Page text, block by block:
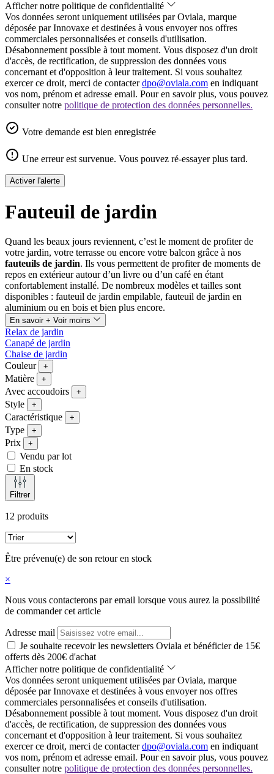
Afficher notre politique de confidentialité
Vos données seront uniquement utilisées par Oviala, marque
déposée par Innovaxe et destinées à vous envoyer nos offres
commerciales personnalisées et conseils d'utilisation.
Désabonnement possible à tout moment. Vous disposez d'un droit
d'accès, de rectification, de suppression des données vous
concernant et d'opposition à leur traitement. Si vous souhaitez
exercer ce droit, merci de contacterdpo@oviala.com en indiquant
vos nom, prénom et adresse email. Pour en savoir plus, vous pouvez
consulter notre politique de protection des données personnelles.
Votre demande est bien enregistrée
Une erreur est survenue. Vous pouvez ré-essayer plus tard.
Activer l'alerte
Fauteuil de jardin
Quand les beaux jours reviennent, c’est le moment de profiter de
votre jardin, votre terrasse ou encore votre balcon grâce à nos
fauteuils de jardin. Ils vous permettent de profiter de moments de
repos en extérieur autour d’un livre ou d’un café en étant
confortablement installé. De nombreux modèles et tailles sont
disponibles : fauteuil de jardin empilable, fauteuil de jardin en
aluminium ou en bois et bien plus encore.
En savoir + Voir moins
Relax de jardin
Canapé de jardin
Chaise de jardin
Couleur
+
Matière +
Avec accoudoirs +
Style +
Caractéristique +
Type +
Prix +
Vendu par lot
En stock
Filtrer
12 produits
Être prévenu(e) de son retour en stock
×
Nous vous contacterons par email lorsque vous aurez la possibilité
de commander cet article
Adresse mail
Je souhaite recevoir les newsletters Oviala et bénéficier de 15€
offerts dès 200€ d'achat
Afficher notre politique de confidentialité
Vos données seront uniquement utilisées par Oviala, marque
déposée par Innovaxe et destinées à vous envoyer nos offres
commerciales personnalisées et conseils d'utilisation.
Désabonnement possible à tout moment. Vous disposez d'un droit
d'accès, de rectification, de suppression des données vous
concernant et d'opposition à leur traitement. Si vous souhaitez
exercer ce droit, merci de contacterdpo@oviala.com en indiquant
vos nom, prénom et adresse email. Pour en savoir plus, vous pouvez
consulter notre politique de protection des données personnelles.